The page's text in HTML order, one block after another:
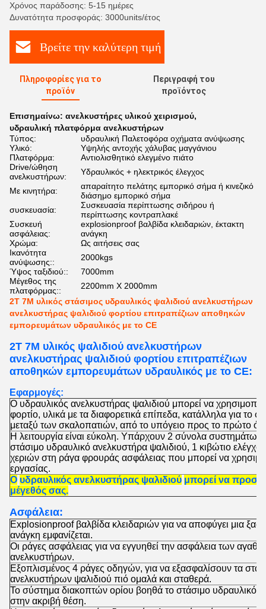
Χρόνος παράδοσης: 5-15 ημέρες
Δυνατότητα προσφοράς: 3000units/έτος
Βρείτε την καλύτερη τιμή
Πληροφορίες για το
προϊόν
Περιγραφή του
προϊόντος
Επισημαίνω: ανελκυστήρες υλικού χειρισμού,
υδραυλική πλατφόρμα ανελκυστήρων
Τύπος:
υδραυλική Παλετοφόρα οχήματα ανύψωσης
Υλικό:
Υψηλής αντοχής χάλυβας μαγγάνιου
Πλατφόρμα:
Αντιολισθητικό ελεγμένο πιάτο
Drive/ώθηση
ανελκυστήρων:
Υδραυλικός + ηλεκτρικός έλεγχος
Με κινητήρα:
απαραίτητο πελάτης εμπορικό σήμα ή κινεζικό
διάσημο εμπορικό σήμα
συσκευασία:
Συσκευασία περίπτωσης σιδήρου ή
περίπτωσης κοντραπλακέ
Συσκευή
ασφάλειας:
explosionproof βαλβίδα κλειδαριών, έκτακτη
ανάγκη
Χρώμα:
Ως αιτήσεις σας
Ικανότητα
ανύψωσης::
2000kgs
Ύψος ταξιδιού::
7000mm
Μέγεθος της
πλατφόρμας::
2200mm X 2000mm
2T 7M υλικός στάσιμος υδραυλικός ψαλιδιού ανελκυστήρων
ανελκυστήρας ψαλιδιού φορτίου επιτραπέζιων αποθηκών
εμπορευμάτων υδραυλικός με το CE
2T 7M υλικός ψαλιδιού ανελκυστήρων
ανελκυστήρας ψαλιδιού φορτίου επιτραπέζιων
αποθηκών εμπορευμάτων υδραυλικός με το CE:
Εφαρμογές:
Ο υδραυλικός ανελκυστήρας ψαλιδιού μπορεί να
φορτίο, υλικά με τα διαφορετικά επίπεδα, κατάλληλα για το
μεταξύ των σκαλοπατιών, από το υπόγειο προς το πρώτο
Η λειτουργία είναι εύκολη. Υπάρχουν 2 σύνολα συστημάτων
στάσιμο υδραυλικό ανελκυστήρα ψαλιδιού, 1 κιβώτιο
χεριών στη ράγα φρουράς ασφάλειας που μπορεί να
εργασίας.
Ο υδραυλικός ανελκυστήρας ψαλιδιού μπορεί να
μέγεθός σας.
Ασφάλεια:
Explosionproof βαλβίδα κλειδαριών για να αποφύγει μια
ανάγκη εμφανίζεται.
Οι ράγες ασφάλειας για να εγγυηθεί την ασφάλεια των
ανελκυστήρων.
Εξοπλισμένος 4 ράγες οδηγών, για να εξασφαλίσουν τα
ανελκυστήρων ψαλιδιού πιό ομαλά και σταθερά.
Το σύστημα διακοπτών ορίου βοηθά το στάσιμο υδραυλικό
στην ακριβή θέση.